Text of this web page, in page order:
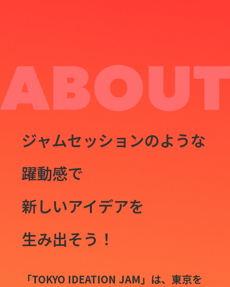
ジャムセッションのような
躍動感で
新しいアイデアを
生み出そう！
「TOKYO IDEATION JAM」は、東京を